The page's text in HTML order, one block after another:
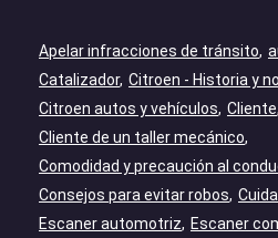
Apelar infracciones de tránsito
Catalizador Citroen - Historia y
Citroen autos y vehículos Cliente
Cliente de un taller mecánico
Comodidad y precaución al
Consejos para evitar robos
Escaner automotriz
Escaner